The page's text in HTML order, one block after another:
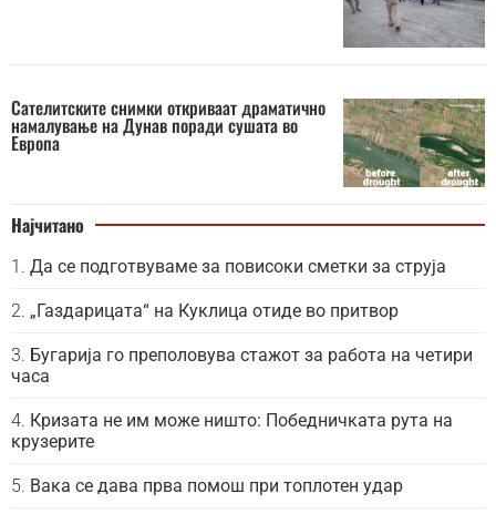
Сателитските снимки откриваат драматично
намалување на Дунав поради сушата во
Европа
Најчитано
Да се подготвуваме за повисоки сметки за струја
„Газдарицата“ на Куклица отиде во притвор
Бугарија го преполовува стажот за работа на четири
часа
Кризата не им може ништо: Победничката рута на
крузерите
Вака се дава прва помош при топлотен удар